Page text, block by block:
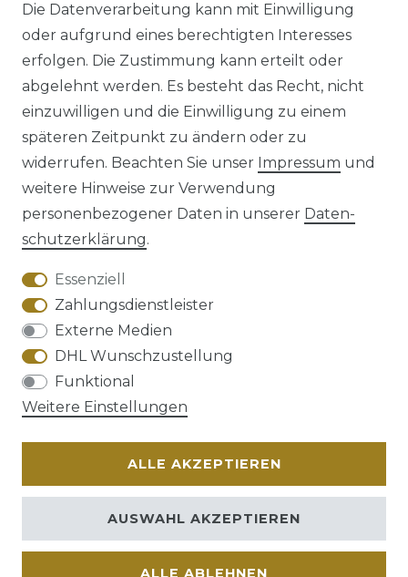
Impressum Daten­schutz­erklärung
AGB Barrierefreiheitserklärung
Widerrufs­recht
Die Datenverarbeitung kann mit Einwilligung
oder aufgrund eines berechtigten Interesses
erfolgen. Die Zustimmung kann erteilt oder
abgelehnt werden. Es besteht das Recht, nicht
einzuwilligen und die Einwilligung zu einem
späteren Zeitpunkt zu ändern oder zu
widerrufen. Beachten Sie unser Impressum und
weitere Hinweise zur Verwendung
personenbezogener Daten in unserer Daten­
schutz­erklärung.
Essenziell
Zahlungsdienstleister
Externe Medien
DHL Wunschzustellung
Funktional
Weitere Einstellungen
ALLE AKZEPTIEREN
ALLE ABLEHNEN
AUSWAHL AKZEPTIEREN